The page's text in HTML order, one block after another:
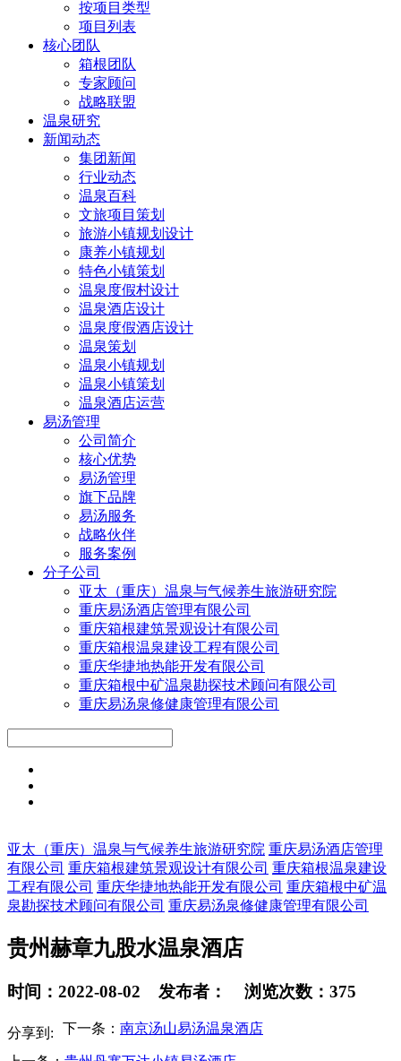
按项目类型
项目列表
核心团队
箱根团队
专家顾问
战略联盟
温泉研究
新闻动态
集团新闻
行业动态
温泉百科
文旅项目策划
旅游小镇规划设计
康养小镇规划
特色小镇策划
温泉度假村设计
温泉酒店设计
温泉度假酒店设计
温泉策划
温泉小镇规划
温泉小镇策划
温泉酒店运营
易汤管理
公司简介
核心优势
易汤管理
旗下品牌
易汤服务
战略伙伴
服务案例
分子公司
亚太（重庆）温泉与气候养生旅游研究院
重庆易汤酒店管理有限公司
重庆箱根建筑景观设计有限公司
重庆箱根温泉建设工程有限公司
重庆华捷地热能开发有限公司
重庆箱根中矿温泉勘探技术顾问有限公司
重庆易汤泉修健康管理有限公司
亚太（重庆）温泉与气候养生旅游研究院 重庆易汤酒店管理
有限公司 重庆箱根建筑景观设计有限公司 重庆箱根温泉建设
工程有限公司 重庆华捷地热能开发有限公司 重庆箱根中矿温
泉勘探技术顾问有限公司 重庆易汤泉修健康管理有限公司
贵州赫章九股水温泉酒店
时间：2022-08-02 发布者： 浏览次数：375
分享到: 下一条： 南京汤山易汤温泉酒店